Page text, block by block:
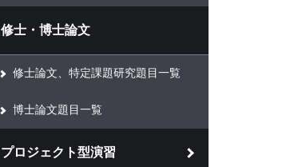
修士・博士論文
修士論文、特定課題研究題目一覧
博士論文題目一覧
プロジェクト型演習